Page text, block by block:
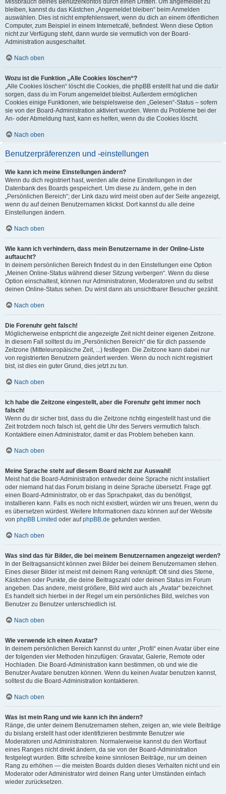
Missbrauch deines Benutzerkontos durch einen Dritten. Um angemeldet zu
bleiben, kannst du das Kästchen „Angemeldet bleiben“ beim Anmelden
auswählen. Dies ist nicht empfehlenswert, wenn du dich an einem öffentlichen
Computer, zum Beispiel in einem Internetcafé, befindest. Wenn diese Option
nicht zur Verfügung steht, dann wurde sie vermutlich von der Board-
Administration ausgeschaltet.
Nach oben
Wozu ist die Funktion „Alle Cookies löschen“?
„Alle Cookies löschen“ löscht die Cookies, die phpBB erstellt hat und die dafür
sorgen, dass du im Forum angemeldet bleibst. Außerdem ermöglichen
Cookies einige Funktionen, wie beispielsweise den „Gelesen“-Status – sofern
sie von der Board-Administration aktiviert wurden. Wenn du Probleme bei der
An- oder Abmeldung hast, kann es helfen, wenn du die Cookies löscht.
Nach oben
Benutzerpräferenzen und -einstellungen
Wie kann ich meine Einstellungen ändern?
Wenn du dich registriert hast, werden alle deine Einstellungen in der
Datenbank des Boards gespeichert. Um diese zu ändern, gehe in den
„Persönlichen Bereich“; der Link dazu wird meist oben auf der Seite angezeigt,
wenn du auf deinen Benutzernamen klickst. Dort kannst du alle deine
Einstellungen ändern.
Nach oben
Wie kann ich verhindern, dass mein Benutzername in der Online-Liste
auftaucht?
In deinem persönlichen Bereich findest du in den Einstellungen eine Option
„Meinen Online-Status während dieser Sitzung verbergen“. Wenn du diese
Option einschaltest, können nur Administratoren, Moderatoren und du selbst
deinen Online-Status sehen. Du wirst dann als unsichtbarer Besucher gezählt.
Nach oben
Die Forenuhr geht falsch!
Möglicherweise entspricht die angezeigte Zeit nicht deiner eigenen Zeitzone.
In diesem Fall solltest du im „Persönlichen Bereich“ die für dich passende
Zeitzone (Mitteleuropäische Zeit, ...) festlegen. Die Zeitzone kann dabei nur
von registrierten Benutzern geändert werden. Wenn du noch nicht registriert
bist, ist dies ein guter Grund, dies jetzt zu tun.
Nach oben
Ich habe die Zeitzone eingestellt, aber die Forenuhr geht immer noch
falsch!
Wenn du dir sicher bist, dass du die Zeitzone richtig eingestellt hast und die
Zeit trotzdem noch falsch ist, geht die Uhr des Servers vermutlich falsch.
Kontaktiere einen Administrator, damit er das Problem beheben kann.
Nach oben
Meine Sprache steht auf diesem Board nicht zur Auswahl!
Meist hat die Board-Administration entweder deine Sprache nicht installiert
oder niemand hat das Forum bislang in deine Sprache übersetzt. Frage ggf.
einen Board-Administrator, ob er das Sprachpaket, das du benötigst,
installieren kann. Falls es noch nicht existiert, würden wir uns freuen, wenn du
es übersetzen würdest. Weitere Informationen dazu können auf der Website
von phpBB Limited oder aufphpBB.de gefunden werden.
Nach oben
Was sind das für Bilder, die bei meinem Benutzernamen angezeigt werden?
In der Beitragsansicht können zwei Bilder bei deinem Benutzernamen stehen.
Eines dieser Bilder ist meist mit deinem Rang verknüpft: Oft sind dies Sterne,
Kästchen oder Punkte, die deine Beitragszahl oder deinen Status im Forum
angeben. Das andere, meist größere, Bild wird auch als „Avatar“ bezeichnet.
Es handelt sich hierbei in der Regel um ein persönliches Bild, welches von
Benutzer zu Benutzer unterschiedlich ist.
Nach oben
Wie verwende ich einen Avatar?
In deinem persönlichen Bereich kannst du unter „Profil“ einen Avatar über eine
der folgenden vier Methoden hinzufügen: Gravatar, Galerie, Remote oder
Hochladen. Die Board-Administration kann bestimmen, ob und wie die
Benutzer Avatare benutzen können. Wenn du keinen Avatar benutzen kannst,
solltest du die Board-Administration kontaktieren.
Nach oben
Was ist mein Rang und wie kann ich ihn ändern?
Ränge, die unter deinem Benutzernamen stehen, zeigen an, wie viele Beiträge
du bislang erstellt hast oder identifizieren bestimmte Benutzer wie
Moderatoren und Administratoren. Normalerweise kannst du den Wortlaut
eines Ranges nicht direkt ändern, da sie von der Board-Administration
festgelegt wurden. Bitte schreibe keine sinnlosen Beiträge, nur um deinen
Rang zu erhöhen — die meisten Boards dulden dieses Verhalten nicht und ein
Moderator oder Administrator wird deinen Rang unter Umständen einfach
wieder zurücksetzen.